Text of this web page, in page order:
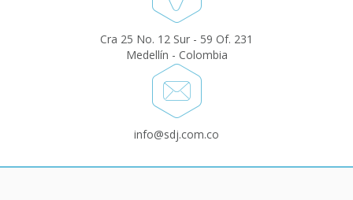
Cra 25 No. 12 Sur - 59 Of. 231
Medellín - Colombia
info@sdj.com.co